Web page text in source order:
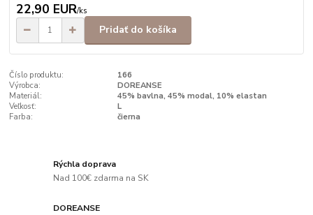
22,90 EUR/ks
Pridať do košíka
Číslo produktu:
166
Výrobca:
DOREANSE
Materiál:
45% bavlna, 45% modal, 10% elastan
Veľkosť:
L
Farba:
čierna
Rýchla doprava
Nad 100€ zdarma na SK
DOREANSE